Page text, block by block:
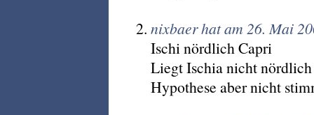
nixbaer hat am 26. Mai
Ischi nördlich Capri
Liegt Ischia nicht
Hypothese aber nicht